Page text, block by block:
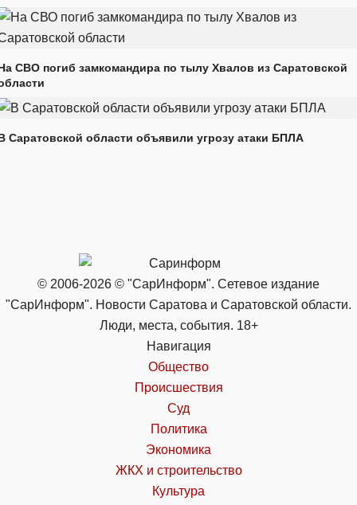
СВО погиб замкомандира по тылу Хвалов из Саратовской
Саратовской области объявили угрозу атаки БПЛА
© 2006-2026 © "СарИнформ". Сетевое издание
"СарИнформ". Новости Саратова и Саратовской области.
Люди, места, события. 18+
Навигация
Общество
Происшествия
Суд
Политика
Экономика
ЖКХ и строительство
Культура